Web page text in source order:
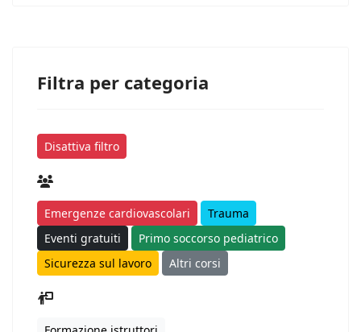
Filtra per categoria
Disattiva filtro
Emergenze cardiovascolari
Trauma
Eventi gratuiti
Primo soccorso pediatrico
Sicurezza sul lavoro
Altri corsi